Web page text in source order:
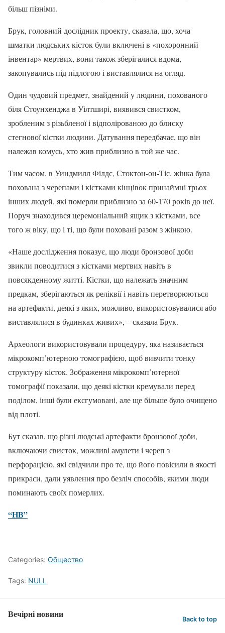
більш пізніми.
Брук, головний дослідник проекту, сказала, що, хоча
шматки людських кісток були включені в «похоронний
інвентар» мертвих, вони також зберігалися вдома,
закопувались під підлогою і виставлялися на огляд.
Один чудовий предмет, знайдений у людини, похованого
біля Стоунхенджа в Уілтширі, виявився свистком,
зробленим з різьбленої і відполірованою до блиску
стегнової кістки людини. Датування передбачає, що він
належав комусь, хто жив приблизно в той же час.
Тим часом, в Уиндмилл Філдс, Стоктон-он-Тіс, жінка була
похована з черепами і кістками кінцівок принаймні трьох
інших людей, які померли приблизно за 60-170 років до неї.
Поруч знаходився церемоніальний ящик з кістками, все
того ж віку, що і ті, що були поховані разом з жінкою.
«Наше дослідження показує, що люди бронзової доби
звикли поводитися з кістками мертвих навіть в
повсякденному житті. Кістки, що належать значним
предкам, зберігаються як реліквії і навіть перетворюються
на артефакти, деякі з яких, можливо, використовувалися або
виставлялися в будинках живих», – сказала Брук.
Археологи використовували процедуру, яка називається
мікрокомп’ютерною томографією, щоб вивчити тонку
структуру кісток. Зображення мікрокомп’ютерної
томографії показали, що деякі кістки кремували перед
поділом, інші були ексгумовані, але ще більше було очищено
від плоті.
Бут сказав, що різні людські артефакти бронзової доби,
включаючи свисток, можливі амулети і череп з
перфорацією, які свідчили про те, що його повісили в якості
прикраси, дали уявлення про безліч способів, якими люди
поминають своїх померлих.
“НВ”
Categories: Общество
Tags: NULL
Вечірні новини Back to top